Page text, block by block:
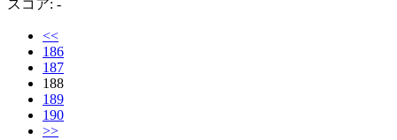
スコア: -
<<
186
187
188
189
190
>>